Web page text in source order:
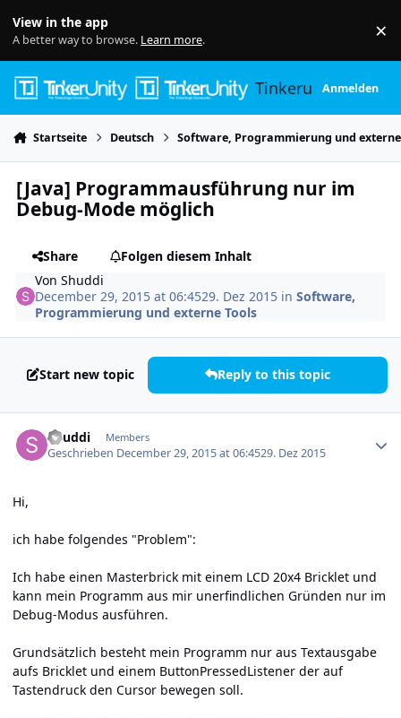
View in the app
A better way to browse. Learn more. ×
TinkerunityAnmelden
Startseite Deutsch Software, Programmierung und
[Java] Programmausführung nur im
Debug-Mode möglich
Share
Folgen diesem Inhalt
VonShuddi
December 29, 2015 at 06:4529. Dez 2015 inSoftware,
Programmierung und externe Tools
Start new topic Reply to this topic
Shuddi Members
Geschrieben December 29, 2015 at 06:4529. Dez 2015
Hi,
ich habe folgendes "Problem":
Ich habe einen Masterbrick mit einem LCD 20x4 Bricklet und
kann mein Programm aus mir unerfindlichen Gründen nur im
Debug-Modus ausführen.
Grundsätzlich besteht mein Programm nur aus Textausgabe
aufs Bricklet und einem ButtonPressedListener der auf
Tastendruck den Cursor bewegen soll.